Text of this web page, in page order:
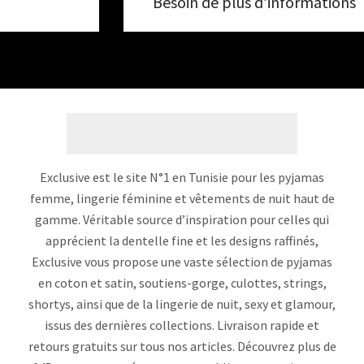
Exclusive est le site N°1 en Tunisie pour les pyjamas
femme, lingerie féminine et vêtements de nuit haut de
gamme. Véritable source d’inspiration pour celles qui
apprécient la dentelle fine et les designs raffinés,
Exclusive vous propose une vaste sélection de pyjamas
en coton et satin, soutiens-gorge, culottes, strings,
shortys, ainsi que de la lingerie de nuit, sexy et glamour,
issus des dernières collections. Livraison rapide et
retours gratuits sur tous nos articles. Découvrez plus de